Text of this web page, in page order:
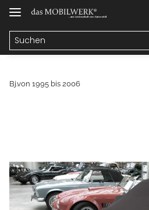
Bj.von 1995 bis 2006